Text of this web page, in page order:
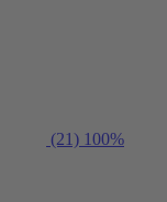
(21) 100%